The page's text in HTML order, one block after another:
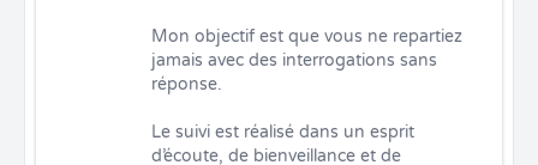
Mon objectif est que vous ne repartiez
jamais avec des interrogations sans
réponse.
Le suivi est réalisé dans un esprit
d’écoute, de bienveillance et de